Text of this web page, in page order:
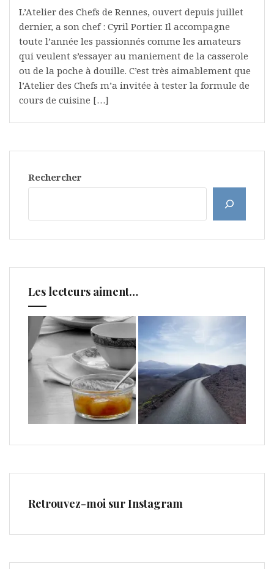
L’Atelier des Chefs de Rennes, ouvert depuis juillet
dernier, a son chef : Cyril Portier. Il accompagne
toute l’année les passionnés comme les amateurs
qui veulent s’essayer au maniement de la casserole
ou de la poche à douille. C’est très aimablement que
l’Atelier des Chefs m’a invitée à tester la formule de
cours de cuisine […]
Rechercher
Les lecteurs aiment…
Retrouvez-moi sur Instagram